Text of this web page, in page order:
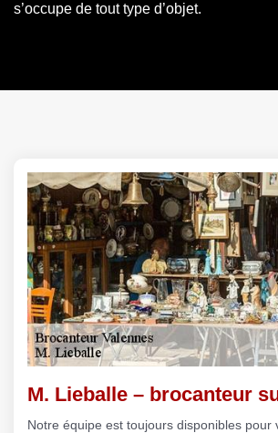
s’occupe de tout type d’objet.
M. Lieballe – brocanteur
Notre équipe est toujours disponibles pour